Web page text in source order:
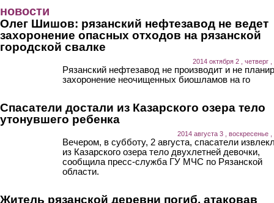
новости
Олег Шишов: рязанский нефтезавод не ведет
захоронение опасных отходов на рязанской
городской свалке
2014 октября 2 , четверг
Рязанский нефтезавод не производит и не
захоронение неочищенных биошламов на го
Спасатели достали из Казарского озера тело
утонувшего ребенка
2014 августа 3 , воскресенье ,
Вечером, в субботу, 2 августа, спасатели
из Казарского озера тело двухлетней девочки,
сообщила пресс-служба ГУ МЧС по Рязанской
области.
Житель рязанской деревни погиб, атаковав